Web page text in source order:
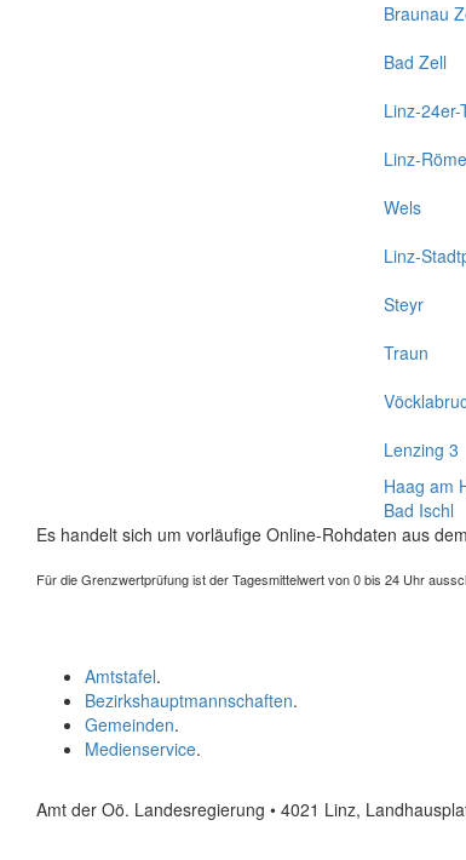
Braunau
Bad Zell
Linz-24er-
Linz-
Wels
Linz-
Steyr
Traun
Lenzing 3
Haag am
Bad Ischl
Es handelt sich um vorläufige Online-Rohdaten aus
Für die Grenzwertprüfung ist der Tagesmittelwert von 0 bis 24 Uhr
Amtstafel.
Bezirkshauptmannschaften.
Gemeinden.
Medienservice.
Amt der Oö. Landesregierung • 4021 Linz,